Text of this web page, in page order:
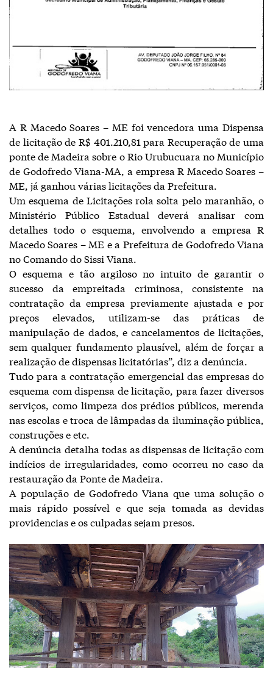
A R Macedo Soares – ME foi vencedora uma Dispensa
de licitação de R$ 401.210,81 para Recuperação de uma
ponte de Madeira sobre o Rio Urubucuara no Município
de Godofredo Viana-MA, a empresa R Macedo Soares –
ME, já ganhou várias licitações da Prefeitura.
Um esquema de Licitações rola solta pelo maranhão, o
Ministério Público Estadual deverá analisar com
detalhes todo o esquema, envolvendo a empresa R
Macedo Soares – ME e a Prefeitura de Godofredo Viana
no Comando do Sissi Viana.
O esquema e tão argiloso no intuito de garantir o
sucesso da empreitada criminosa, consistente na
contratação da empresa previamente ajustada e por
preços elevados, utilizam-se das práticas de
manipulação de dados, e cancelamentos de licitações,
sem qualquer fundamento plausível, além de forçar a
realização de dispensas licitatórias”, diz a denúncia.
Tudo para a contratação emergencial das empresas do
esquema com dispensa de licitação, para fazer diversos
serviços, como limpeza dos prédios públicos, merenda
nas escolas e troca de lâmpadas da iluminação pública,
construções e etc.
A denúncia detalha todas as dispensas de licitação com
indícios de irregularidades, como ocorreu no caso da
restauração da Ponte de Madeira.
A população de Godofredo Viana que uma solução o
mais rápido possível e que seja tomada as devidas
providencias e os culpadas sejam presos.